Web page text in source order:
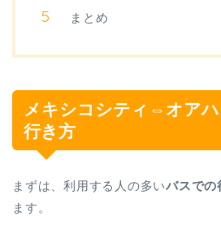
まとめ
メキシコシティ⇔オア
行き方
まずは、利用する人の多いバスでの
ます。